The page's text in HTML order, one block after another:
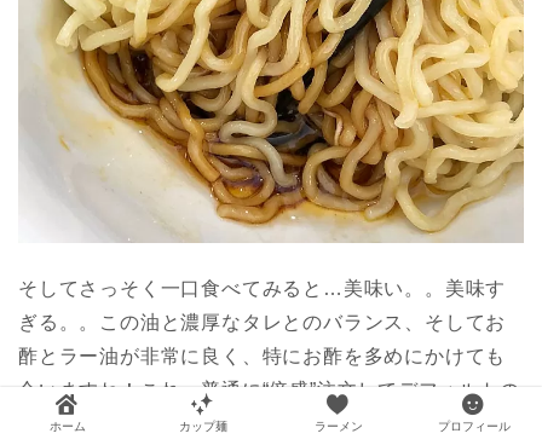
そしてさっそく一口食べてみると…美味い。。美味す
ぎる。。この油と濃厚なタレとのバランス、そしてお
酢とラー油が非常に良く、特にお酢を多めにかけても
合いますね！これ…普通に“倍盛”注文してデフォルトの
ままお酢とラー油だけで楽しむのも全然ありです！！
ホーム カップ麺 ラーメン プロフィール